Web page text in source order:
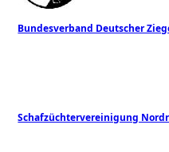
Bundesverband Deutscher
Schafzüchtervereinigung